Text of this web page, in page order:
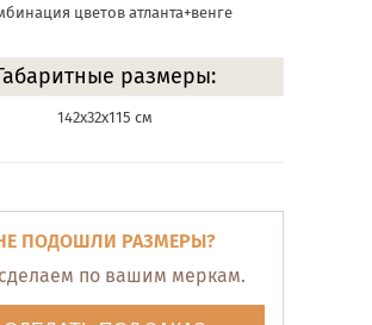
цветов атланта+венге
размеры:
142х32х115 см
ПОДОШЛИ РАЗМЕРЫ?
по вашим меркам.